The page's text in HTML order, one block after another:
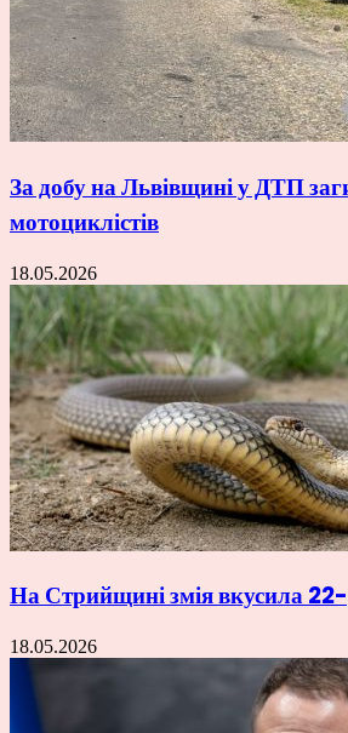
За добу на Львівщині у ДТП
мотоциклістів
18.05.2026
На Стрийщині змія вкусила
18.05.2026